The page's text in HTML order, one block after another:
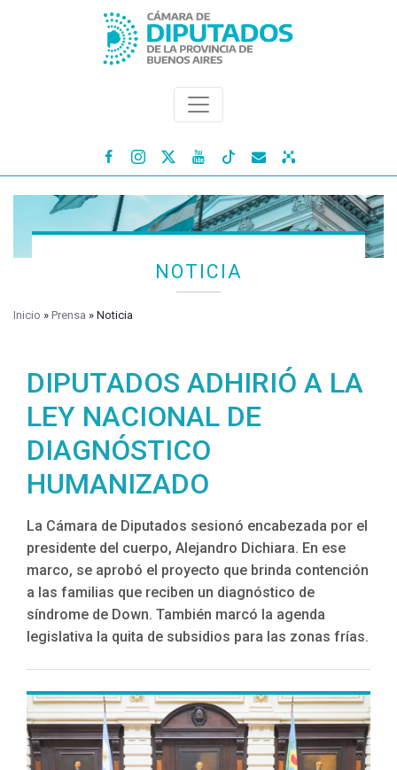
   
NOTICIA
Inicio » Prensa » Noticia
DIPUTADOS ADHIRIÓ A LA
LEY NACIONAL DE
DIAGNÓSTICO
HUMANIZADO
La Cámara de Diputados sesionó encabezada por el
presidente del cuerpo, Alejandro Dichiara. En ese
marco, se aprobó el proyecto que brinda contención
a las familias que reciben un diagnóstico de
síndrome de Down. También marcó la agenda
legislativa la quita de subsidios para las zonas frías.